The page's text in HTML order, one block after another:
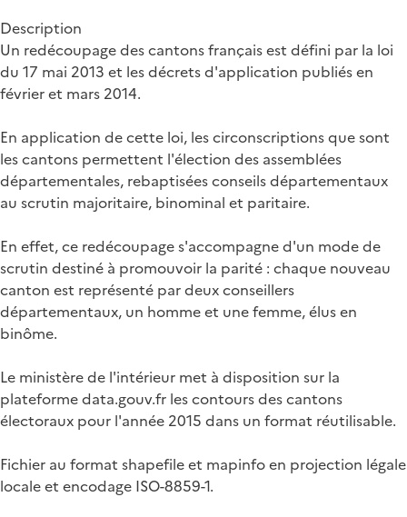
Description
Un redécoupage des cantons français est défini par la loi
du 17 mai 2013 et les décrets d'application publiés en
février et mars 2014.
En application de cette loi, les circonscriptions que sont
les cantons permettent l'élection des assemblées
départementales, rebaptisées conseils départementaux
au scrutin majoritaire, binominal et paritaire.
En effet, ce redécoupage s'accompagne d'un mode de
scrutin destiné à promouvoir la parité : chaque nouveau
canton est représenté par deux conseillers
départementaux, un homme et une femme, élus en
binôme.
Le ministère de l'intérieur met à disposition sur la
plateforme data.gouv.fr les contours des cantons
électoraux pour l'année 2015 dans un format réutilisable.
Fichier au format shapefile et mapinfo en projection légale
locale et encodage ISO-8859-1.